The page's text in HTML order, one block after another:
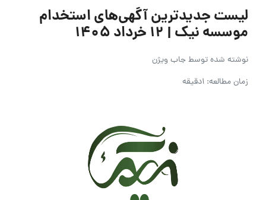
لیست جدیدترین آگهی‌های استخدام
موسسه نیک | ۱۲ خرداد ۱۴۰۵
نوشته شده توسطجاب ویژن
زمان مطالعه: 1دقیقه